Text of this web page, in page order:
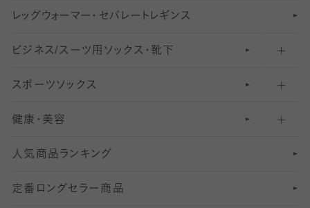
アンクル・ショートソックス（くるぶし上）
クルーソックス（ふくらはぎ下）
ハイソックス
オーバーニー・ニーハイソックス
41〜60デニールタイツ
61〜80デニールタイツ
81 〜110デニールタイツ
111〜210デニールタイツ
211デニールタイツ以上（防寒・厚手タイツ）
無地レギンス
レギンスパンツ（レギパン）
マタニティレギンス
5 分丈
6 分丈レギンス
7 分丈 レギンス
伝線しにくいストッキング
ショートストッキング
結婚式用ストッキング
美脚ストッキング
オールスルーストッキング
レッ グ ウォー マー ・ セパレー ト レ ギンス
ビジネス/スーツ用 ソックス・靴下
匠シリーズ
フレッシャーズ向けソックス・靴下
冠婚葬祭向けソックス・靴下
スーツカジュアルソックス・靴下
スポーツソックス
ランニングソックス・靴下
ゴルフソックス・靴下
サッカー・フットサル用ソックス
健康・美容
インナーソックス
加圧・着圧ソックス
人気商品ランキング
定番ロングセラー商品